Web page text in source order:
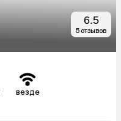
6.5
5 отзывов
везде